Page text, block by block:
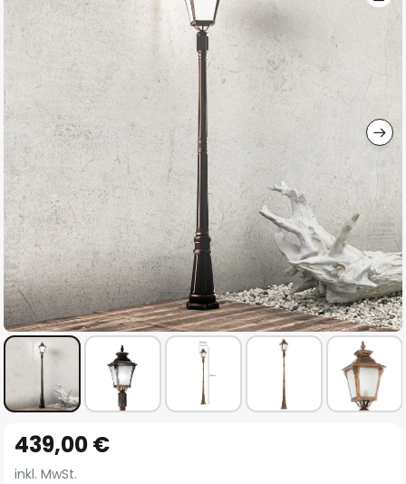
Bildgalerie
springen
Anfang
der
439,00 €
inkl. MwSt.